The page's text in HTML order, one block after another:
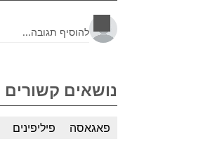
נושאים קשורים
פאגאסה פיליפינים